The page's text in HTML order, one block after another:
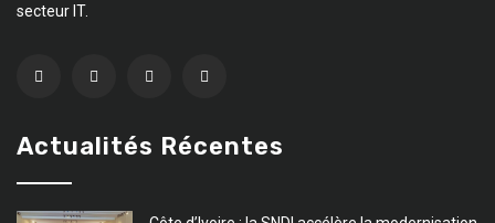
secteur IT.
Actualités Récentes